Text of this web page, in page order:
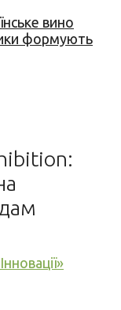
вино
формують